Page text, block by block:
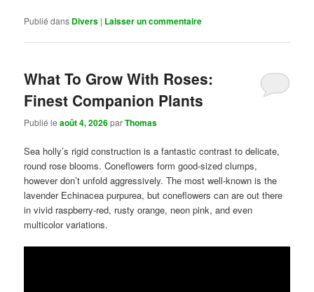
Publié dans Divers | Laisser un commentaire
What To Grow With Roses:
Finest Companion Plants
Publié leaoût 4, 2026parThomas
Sea holly’s rigid construction is a fantastic contrast to delicate,
round rose blooms. Coneflowers form good-sized clumps,
however don’t unfold aggressively. The most well-known is the
lavender Echinacea purpurea, but coneflowers can are out there
in vivid raspberry-red, rusty orange, neon pink, and even
multicolor variations.